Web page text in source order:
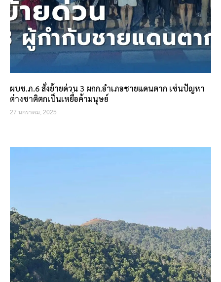
ผบช.ภ.6 สั่งย้ายด่วน 3 ผกก.อำเภอชายแดนตาก เซ่นปัญหา
ต่างชาติตกเป็นเหยื่อค้ามนุษย์
27 มกราคม, 2025